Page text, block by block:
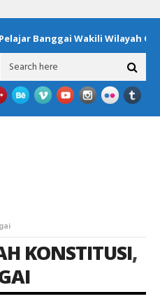
Wakili Wilayah Operasi JOB
KONSTITUSI,